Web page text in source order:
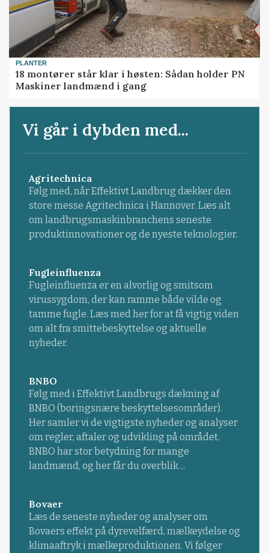
PLANTER
18 montører står klar i høsten: Sådan holder PN
Maskiner landmænd i gang
Vi går i dybden med...
Agritechnica
Følg med, når Effektivt Landbrug dækker den
store messe Agritechnica i Hannover. Læs alt
om landbrugsmaskinbranchens seneste
produktinnovationer og de nyeste teknologier.
Fugleinfluenza
Fugleinfluenza er en alvorlig og smitsom
virussygdom, der kan ramme både vilde og
tamme fugle. Læs med her for at få vigtig viden
om alt fra smittebeskyttelse og aktuelle
nyheder.
BNBO
Følg med i Effektivt Landbrugs dækning af
BNBO (boringsnære beskyttelsesområder).
Her samler vi de vigtigste nyheder og analyser
om regler, aftaler og udvikling på området.
BNBO har stor betydning for mange
landmænd, og her får du overblik ...
Bovaer
Læs de seneste nyheder og analyser om
Bovaers effekt på dyrevelfærd, mælkeydelse og
klimaaftryk i mælkeproduktionen. Vi følger